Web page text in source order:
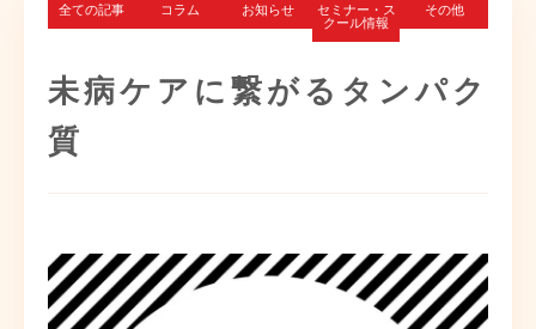
全ての記事 コラム お知らせ セミナー・ス
クール情報
その他
未病ケアに繋がるタンパク
質